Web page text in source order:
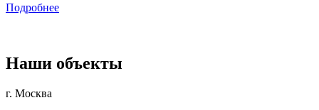
Подробнее
Наши объекты
г. Москва